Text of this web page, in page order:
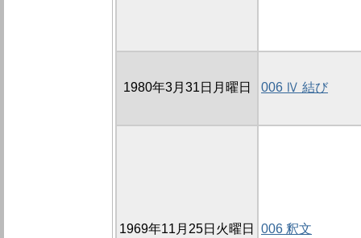
1980年3月31日月曜日 006 Ⅳ 結び
1969年11月25日火曜日 006 釈文